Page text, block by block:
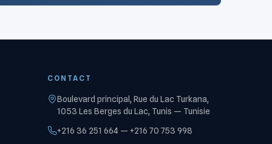
CONTACT
Boulevard principal, Rue du Lac Turkana,
1053 Les Berges du Lac, Tunis — Tunisie
+216 36 251 664 — +216 70 753 998